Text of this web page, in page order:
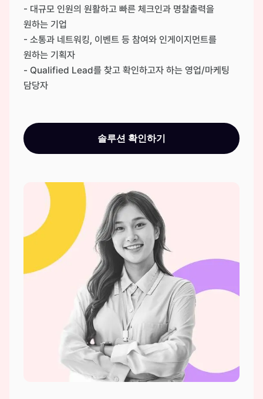
- 대규모 인원의 원활하고 빠른 체크인과 명찰출력을
원하는 기업
- 소통과 네트워킹, 이벤트 등 참여와 인게이지먼트를
원하는 기획자
- Qualified Lead를 찾고 확인하고자 하는 영업/마케팅
담당자
솔루션 확인하기